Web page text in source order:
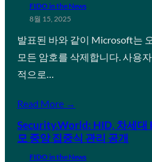
FIDO in the News
8월 15, 2025
발표된 바와 같이 Microsoft는
모든 암호를 삭제합니다. 사용
적으로…
Read More →
Security.World: HID, 차세대
모 중앙 집중식 관리 공개
FIDO in the News